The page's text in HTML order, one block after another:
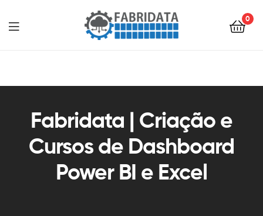
0
Fabridata | Criação e
Cursos de Dashboard
Power BI e Excel